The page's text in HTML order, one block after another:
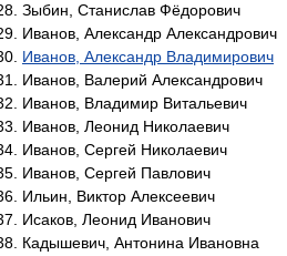
Зыбин, Станислав Фёдорович
Иванов, Александр Александрович
Иванов, Александр Владимирович
Иванов, Валерий Александрович
Иванов, Владимир Витальевич
Иванов, Леонид Николаевич
Иванов, Сергей Николаевич
Иванов, Сергей Павлович
Ильин, Виктор Алексеевич
Исаков, Леонид Иванович
Кадышевич, Антонина Ивановна